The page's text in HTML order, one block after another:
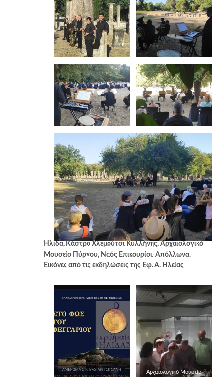
2020 του ΥΠ.ΠΟ.Α.
2020 του ΥΠ.ΠΟ.Α.
Ήλιδα, Κάστρο Χλεμούτσι Κυλλήνης, Αρχαιολογικό
Μουσείο Πύργου, Ναός Επικουρίου Απόλλωνα.
Εικόνες από τις εκδηλώσεις της Εφ. Α. Ηλείας
Αρχαιολογικό Μουσείο